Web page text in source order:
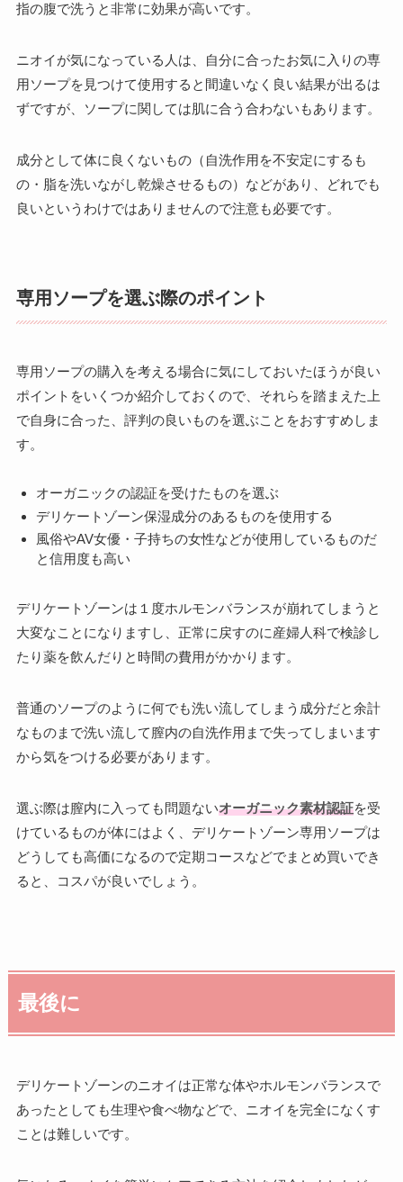
指の腹で洗うと非常に効果が高いです。
ニオイが気になっている人は、自分に合ったお気に入りの専
用ソープを見つけて使用すると間違いなく良い結果が出るは
ずですが、ソープに関しては肌に合う合わないもあります。
成分として体に良くないもの（自洗作用を不安定にするも
の・脂を洗いながし乾燥させるもの）などがあり、どれでも
良いというわけではありませんので注意も必要です。
専用ソープを選ぶ際のポイント
専用ソープの購入を考える場合に気にしておいたほうが良い
ポイントをいくつか紹介しておくので、それらを踏まえた上
で自身に合った、評判の良いものを選ぶことをおすすめしま
す。
オーガニックの認証を受けたものを選ぶ
デリケートゾーン保湿成分のあるものを使用する
風俗やAV女優・子持ちの女性などが使用しているものだ
と信用度も高い
デリケートゾーンは１度ホルモンバランスが崩れてしまうと
大変なことになりますし、正常に戻すのに産婦人科で検診し
たり薬を飲んだりと時間の費用がかかります。
普通のソープのように何でも洗い流してしまう成分だと余計
なものまで洗い流して膣内の自洗作用まで失ってしまいます
から気をつける必要があります。
選ぶ際は膣内に入っても問題ないオーガニック素材認証を受
けているものが体にはよく、デリケートゾーン専用ソープは
どうしても高価になるので定期コースなどでまとめ買いでき
ると、コスパが良いでしょう。
最後に
デリケートゾーンのニオイは正常な体やホルモンバランスで
あったとしても生理や食べ物などで、ニオイを完全になくす
ことは難しいです。